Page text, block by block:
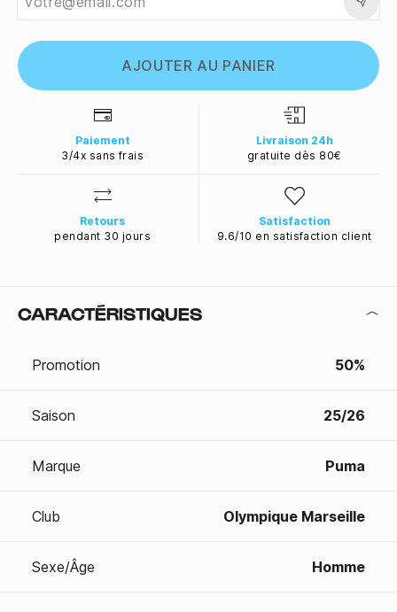
AJOUTER AU PANIER
Paiement
3/4x sans frais
Livraison 24h
gratuite dès 80€
Retours
pendant 30 jours
Satisfaction
9.6/10 en satisfaction client
CARACTÉRISTIQUES
Promotion 50%
Saison 25/26
Marque Puma
Club Olympique Marseille
Sexe/Âge Homme